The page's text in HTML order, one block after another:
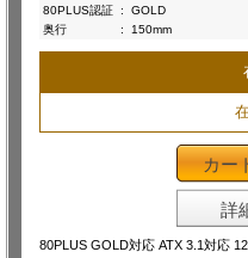
80PLUS認証 :
GOLD
奥行
: 150mm
カー
詳
80PLUS GOLD対応 ATX 3.1対応